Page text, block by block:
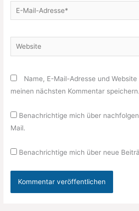
E-
Mail-
Website
Name, E-Mail-Adresse und
meinen nächsten Kommentar speichern.
Benachrichtige mich über
Mail.
Benachrichtige mich über neue